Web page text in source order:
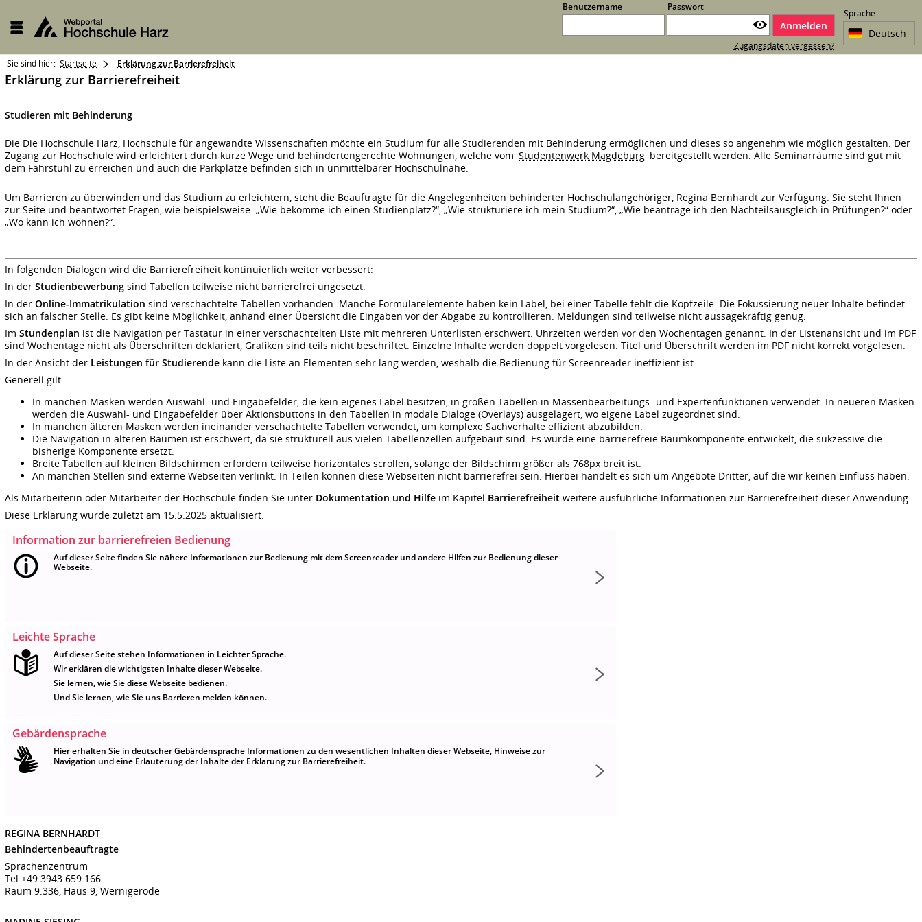
Benutzername Passwort
Anmelden
Zugangsdaten vergessen?
Sprache
Sie sind hier: Startseite Erklärung zur Barrierefreiheit
Erklärung zur Barrierefreiheit
Studieren mit Behinderung
Die Die Hochschule Harz, Hochschule für angewandte Wissenschaften möchte ein Studium für alle Studierenden mit Behinderung ermöglichen und dieses so angenehm wie möglich gestalten. Der
Zugang zur Hochschule wird erleichtert durch kurze Wege und behindertengerechte Wohnungen, welche vom Studentenwerk Magdeburg bereitgestellt werden. Alle Seminarräume sind gut mit
dem Fahrstuhl zu erreichen und auch die Parkplätze befinden sich in unmittelbarer Hochschulnähe.
Um Barrieren zu überwinden und das Studium zu erleichtern, steht die Beauftragte für die Angelegenheiten behinderter Hochschulangehöriger, Regina Bernhardt zur Verfügung. Sie steht Ihnen
zur Seite und beantwortet Fragen, wie beispielsweise: „Wie bekomme ich einen Studienplatz?“, „Wie strukturiere ich mein Studium?“, „Wie beantrage ich den Nachteilsausgleich in Prüfungen?“ oder
„Wo kann ich wohnen?“.
In folgenden Dialogen wird die Barrierefreiheit kontinuierlich weiter verbessert:
In der Studienbewerbung sind Tabellen teilweise nicht barrierefrei ungesetzt.
In der Online-Immatrikulation sind verschachtelte Tabellen vorhanden. Manche Formularelemente haben kein Label, bei einer Tabelle fehlt die Kopfzeile. Die Fokussierung neuer Inhalte befindet
sich an falscher Stelle. Es gibt keine Möglichkeit, anhand einer Übersicht die Eingaben vor der Abgabe zu kontrollieren. Meldungen sind teilweise nicht aussagekräftig genug.
Im Stundenplan ist die Navigation per Tastatur in einer verschachtelten Liste mit mehreren Unterlisten erschwert. Uhrzeiten werden vor den Wochentagen genannt. In der Listenansicht und im PDF
sind Wochentage nicht als Überschriften deklariert, Grafiken sind teils nicht beschriftet. Einzelne Inhalte werden doppelt vorgelesen. Titel und Überschrift werden im PDF nicht korrekt vorgelesen.
In der Ansicht der Leistungen für Studierende kann die Liste an Elementen sehr lang werden, weshalb die Bedienung für Screenreader ineffizient ist.
Generell gilt:
In manchen Masken werden Auswahl- und Eingabefelder, die kein eigenes Label besitzen, in großen Tabellen in Massenbearbeitungs- und Expertenfunktionen verwendet. In neueren Masken
werden die Auswahl- und Eingabefelder über Aktionsbuttons in den Tabellen in modale Dialoge (Overlays) ausgelagert, wo eigene Label zugeordnet sind.
In manchen älteren Masken werden ineinander verschachtelte Tabellen verwendet, um komplexe Sachverhalte effizient abzubilden.
Die Navigation in älteren Bäumen ist erschwert, da sie strukturell aus vielen Tabellenzellen aufgebaut sind. Es wurde eine barrierefreie Baumkomponente entwickelt, die sukzessive die
bisherige Komponente ersetzt.
Breite Tabellen auf kleinen Bildschirmen erfordern teilweise horizontales scrollen, solange der Bildschirm größer als 768px breit ist.
An manchen Stellen sind externe Webseiten verlinkt. In Teilen können diese Webseiten nicht barrierefrei sein. Hierbei handelt es sich um Angebote Dritter, auf die wir keinen Einfluss haben.
Als Mitarbeiterin oder Mitarbeiter der Hochschule finden Sie unter Dokumentation und Hilfe im Kapitel Barrierefreiheit weitere ausführliche Informationen zur Barrierefreiheit dieser Anwendung.
Diese Erklärung wurde zuletzt am 15.5.2025 aktualisiert.
Information zur barrierefreien Bedienung
Auf dieser Seite finden Sie nähere Informationen zur Bedienung mit dem Screenreader und andere Hilfen zur Bedienung dieser
Webseite.
Leichte Sprache
Auf dieser Seite stehen Informationen in Leichter Sprache.
Wir erklären die wichtigsten Inhalte dieser Webseite.
Sie lernen, wie Sie diese Webseite bedienen.
Und Sie lernen, wie Sie uns Barrieren melden können.
Gebärdensprache
Hier erhalten Sie in deutscher Gebärdensprache Informationen zu den wesentlichen Inhalten dieser Webseite, Hinweise zur
Navigation und eine Erläuterung der Inhalte der Erklärung zur Barrierefreiheit.
REGINA BERNHARDT
Behindertenbeauftragte
Sprachenzentrum
Tel +49 3943 659 166
Raum 9.336, Haus 9, Wernigerode